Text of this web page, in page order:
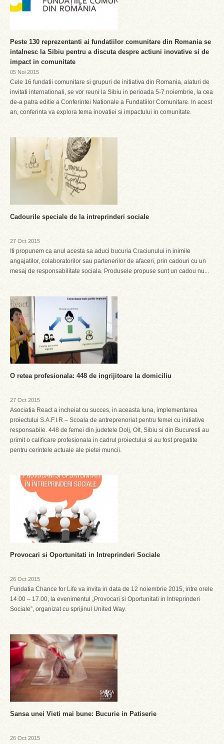
Peste 130 reprezentanti ai fundatiilor comunitare din Romania se
intalnesc la Sibiu pentru a discuta despre actiuni inovative si de
impact in comunitate
05 Noi 2015
Cele 16 fundatii comunitare si grupuri de initiativa din Romania, alaturi de
invitati internationali, se vor reuni la Sibiu in perioada 5-7 noiembrie, la cea
de-a patra editie a Conferintei Nationale a Fundatiilor Comunitare. In acest
an, conferinta va explora tema inovatiei si impactului in comunitate.
Cadourile speciale de la intreprinderi sociale
27 Oct 2015
Iti propunem ca anul acesta sa aduci bucuria Craciunului in inimile
angajatilor, colaboratorilor sau partenerilor de afaceri, prin cadouri cu un
mesaj de responsabilitate sociala. Produsele propuse sunt un cadou nu...
O retea profesionala: 448 de ingrijitoare la domiciliu
27 Oct 2015
Asociatia React a incheiat cu succes, in aceasta luna, implementarea
proiectului S.A.F.I.R – Scoala de antreprenoriat pentru femei cu initiative
responsabile. 448 de femei din judetele Dolj, Olt, Sibiu si din Bucuresti au
primit o calificare profesionala in cadrul proiectului si au fost pregatite
pentru cerintele actuale ale pietei muncii.
Provocari si Oportunitati in Intreprinderi Sociale
26 Oct 2015
Fundatia Chance for Life va invita in data de 12 noiembrie 2015, intre orele
14.00 – 17.00, la evenimentul „Provocari si Oportunitati in Intreprinderi
Sociale”, organizat cu sprijinul United Way.
Sansa unei Vieti mai bune: Bucurie in Patiserie
26 Oct 2015